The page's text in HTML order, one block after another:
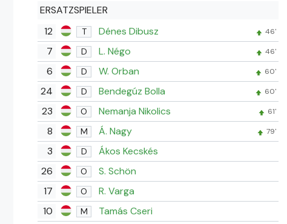
ERSATZSPIELER
12
T Dénes Dibusz 46'
7 D L. Négo 46'
6 D W. Orban 60'
24 D Bendegúz Bolla 60'
23 O Nemanja Nikolics 61'
8 M Á. Nagy 79'
3 D
Ákos Kecskés
26
O
S. Schön
17
O
R. Varga
10
M
Tamás Cseri